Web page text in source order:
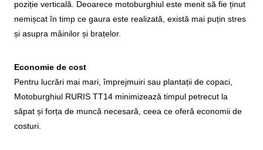
poziție verticală. Deoarece motoburghiul este menit să fie ținut
nemișcat în timp ce gaura este realizată, există mai puțin stres
și asupra mâinilor și brațelor.
Economie de cost
Pentru lucrări mai mari, împrejmuiri sau plantații de copaci,
Motoburghiul RURIS TT14 minimizează timpul petrecut la
săpat și forța de muncă necesară, ceea ce oferă economii de
costuri.